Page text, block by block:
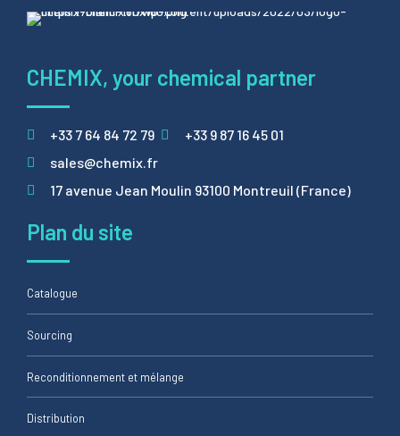
CHEMIX, your chemical partner
+33 7 64 84 72 79
+33 9 87 16 45 01
sales@chemix.fr
17 avenue Jean Moulin 93100 Montreuil (France)
Plan du site
Catalogue
Sourcing
Reconditionnement et mélange
Distribution